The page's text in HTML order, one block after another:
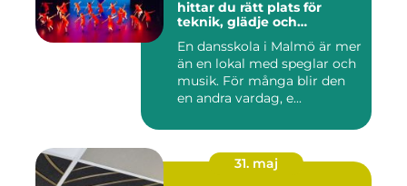
hittar du rätt plats för
teknik, glädje och
En dansskola i Malmö är mer
än en lokal med speglar och
musik. För många blir den
en andra vardag, e...
31. maj